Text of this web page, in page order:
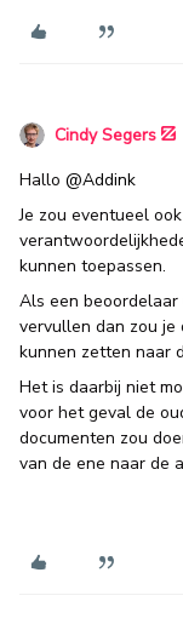
Cindy Segers
Hallo @Addink
Je zou eventueel
kunnen toepassen.
Als een
vervullen dan zou
kunnen zetten naar
Het is daarbij niet
voor het geval de
documenten zou
van de ene naar de